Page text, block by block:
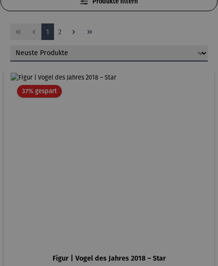
Seite
1 Seite
2
37% gespartRabatt
Figur | Vogel des Jahres 2018 – Star